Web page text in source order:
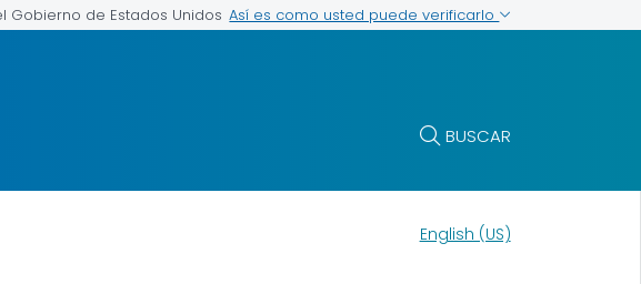
Gobierno de Estados Unidos Así es como usted puede verificarlo
BUSCAR
English (US)